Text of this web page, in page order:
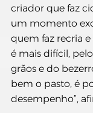
criador que faz
um momento
quem faz recria
é mais difícil,
grãos e do
bem o pasto, é
desempenho”,